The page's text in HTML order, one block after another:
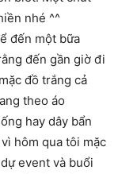
nhé ^^
đến một bữa
đến gần giờ đi
đồ trắng cả
theo áo
hay dây bẩn
hôm qua tôi mặc
event và buổi